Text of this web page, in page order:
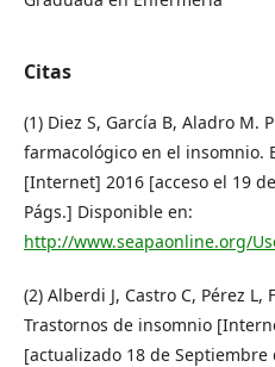
Citas
(1) Diez S, García B, Aladro
farmacológico en el insomnio.
[Internet] 2016 [acceso el 19
Págs.] Disponible en:
http://www.seapaonline.org/
(2) Alberdi J, Castro C, Pérez
Trastornos de insomnio
[actualizado 18 de Septiembre